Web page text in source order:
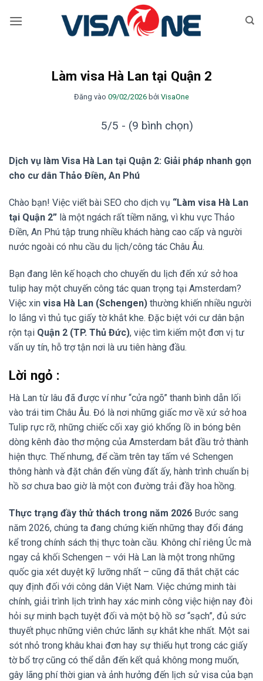
qua
Làm visa Hà Lan tại Quận 2
Đăng vào 09/02/2026 bởi VisaOne
5/5 - (9 bình chọn)
Dịch vụ làm Visa Hà Lan tại Quận 2: Giải pháp nhanh gọn
cho cư dân Thảo Điền, An Phú
Chào bạn! Việc viết bài SEO cho dịch vụ “Làm visa Hà Lan
tại Quận 2” là một ngách rất tiềm năng, vì khu vực Thảo
Điền, An Phú tập trung nhiều khách hàng cao cấp và người
nước ngoài có nhu cầu du lịch/công tác Châu Âu.
Bạn đang lên kế hoạch cho chuyến du lịch đến xứ sở hoa
tulip hay một chuyến công tác quan trọng tại Amsterdam?
Việc xin visa Hà Lan (Schengen) thường khiến nhiều người
lo lắng vì thủ tục giấy tờ khắt khe. Đặc biệt với cư dân bận
rộn tại Quận 2 (TP. Thủ Đức), việc tìm kiếm một đơn vị tư
vấn uy tín, hỗ trợ tận nơi là ưu tiên hàng đầu.
Lời ngỏ :
Hà Lan từ lâu đã được ví như “cửa ngõ” thanh bình dẫn lối
vào trái tim Châu Âu. Đó là nơi những giấc mơ về xứ sở hoa
Tulip rực rỡ, những chiếc cối xay gió khổng lồ in bóng bên
dòng kênh đào thơ mộng của Amsterdam bắt đầu trở thành
hiện thực. Thế nhưng, để cầm trên tay tấm vé Schengen
thông hành và đặt chân đến vùng đất ấy, hành trình chuẩn bị
hồ sơ chưa bao giờ là một con đường trải đầy hoa hồng.
Thực trạng đầy thử thách trong năm 2026 Bước sang
năm 2026, chúng ta đang chứng kiến những thay đổi đáng
kể trong chính sách thị thực toàn cầu. Không chỉ riêng Úc mà
ngay cả khối Schengen – với Hà Lan là một trong những
quốc gia xét duyệt kỹ lưỡng nhất – cũng đã thắt chặt các
quy định đối với công dân Việt Nam. Việc chứng minh tài
chính, giải trình lịch trình hay xác minh công việc hiện nay đòi
hỏi sự minh bạch tuyệt đối và một bộ hồ sơ “sạch”, đủ sức
thuyết phục những viên chức lãnh sự khắt khe nhất. Một sai
sót nhỏ trong khâu khai đơn hay sự thiếu hụt trong các giấy
tờ bổ trợ cũng có thể dẫn đến kết quả không mong muốn,
gây lãng phí thời gian và ảnh hưởng đến lịch sử visa của bạn